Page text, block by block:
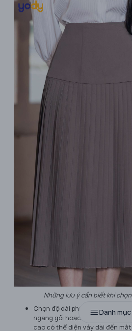
Danh mục
Những lưu ý cần biết khi
Chọn độ dài phù hợp: Người
ngang gối hoặc bắp chân để
cao có thể diện váy dài đến